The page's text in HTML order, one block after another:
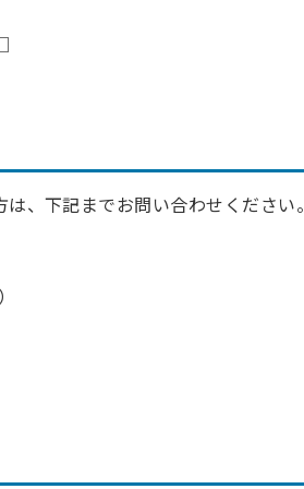
、下記までお問い合わせください。